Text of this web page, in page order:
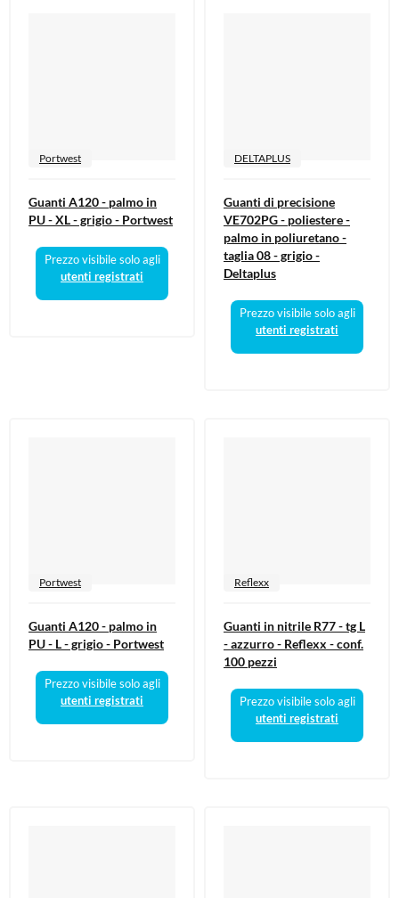
Portwest
Guanti A120 - palmo in
PU - XL - grigio - Portwest
Prezzo visibile solo agli
utenti registrati
DELTAPLUS
Guanti di precisione
VE702PG - poliestere -
palmo in poliuretano -
taglia 08 - grigio -
Deltaplus
Prezzo visibile solo agli
utenti registrati
Portwest
Guanti A120 - palmo in
PU - L - grigio - Portwest
Prezzo visibile solo agli
utenti registrati
Reflexx
Guanti in nitrile R77 - tg L
- azzurro - Reflexx - conf.
100 pezzi
Prezzo visibile solo agli
utenti registrati